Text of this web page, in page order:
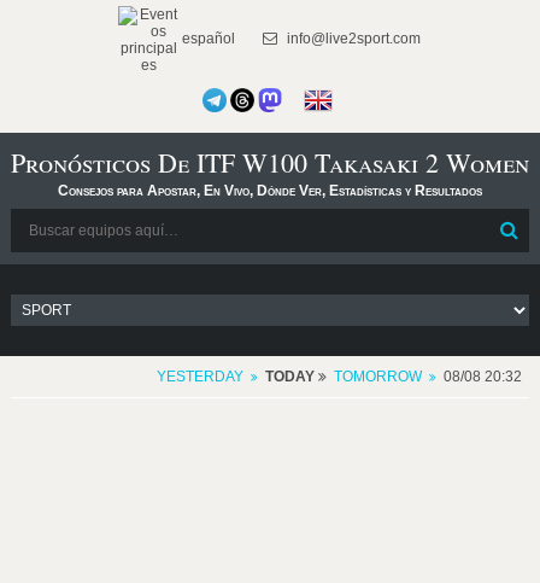
español info@live2sport.com
Pronósticos De ITF W100 Takasaki 2 Women
Consejos para Apostar, En Vivo, Dónde Ver, Estadísticas y Resultados
YESTERDAY TODAY TOMORROW 08/08 20:32